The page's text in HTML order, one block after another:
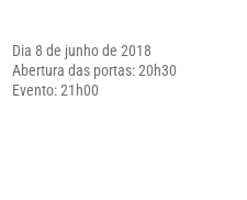
Dia 8 de junho de 2018
Abertura das portas: 20h30
Evento: 21h00